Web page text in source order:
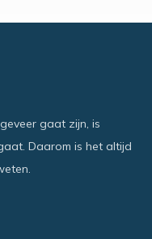
gaat zijn, is
Daarom is het altijd